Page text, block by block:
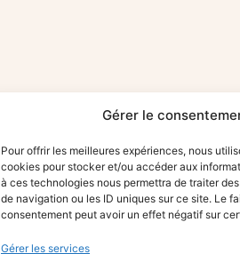
Gérer le
Pour offrir les meilleures expériences, nous
cookies pour stocker et/ou accéder aux
à ces technologies nous permettra de traiter
de navigation ou les ID uniques sur ce site. Le
consentement peut avoir un effet négatif sur
Gérer les services